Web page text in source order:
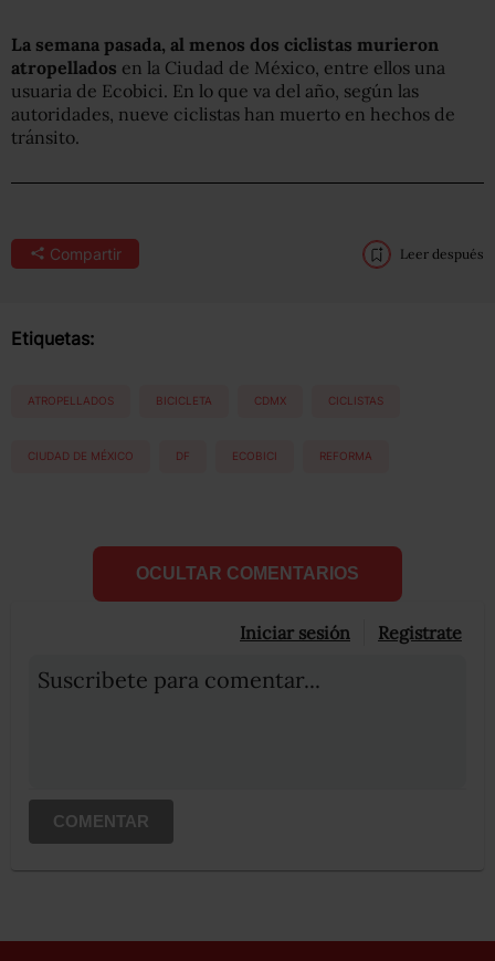
La semana pasada, al menos dos ciclistas murieron
atropellados en la Ciudad de México, entre ellos una
usuaria de Ecobici. En lo que va del año, según las
autoridades, nueve ciclistas han muerto en hechos de
tránsito.
Compartir Leer después
Etiquetas:
ATROPELLADOS BICICLETA CDMX CICLISTAS
CIUDAD DE MÉXICO DF ECOBICI REFORMA
OCULTAR COMENTARIOS
Iniciar sesión Registrate
Suscribete para comentar...
COMENTAR